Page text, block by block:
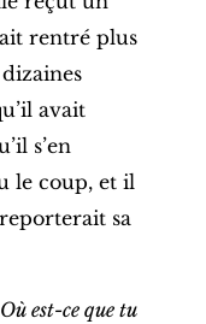
rentré plus
avait
s’en
le coup, et il
sa
est-ce que tu